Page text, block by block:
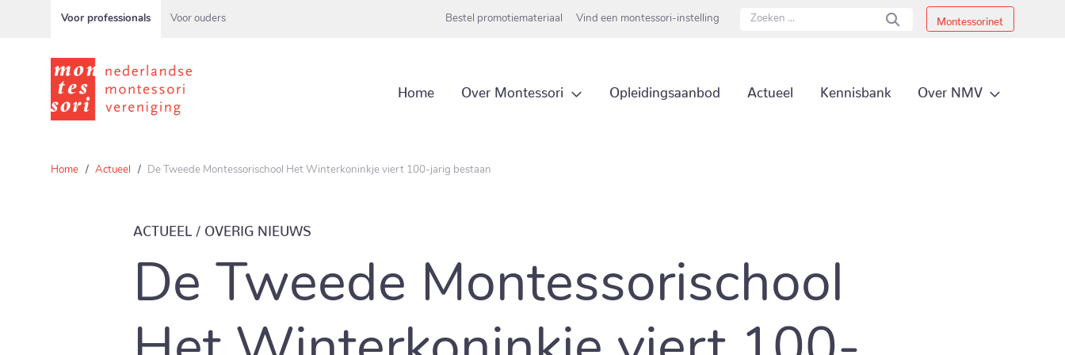
Home Actueel De Tweede Montessorischool Het Winterkoninkje viert 100-jarig bestaan
De Tweede Montessorischool
ACTUEEL / OVERIG NIEUWS
Voor professionals Voor ouders Bestel promotiemateriaal Vind een montessori-instelling Montessorinet
Home Over Montessori Opleidingsaanbod Actueel Kennisbank Over NMV